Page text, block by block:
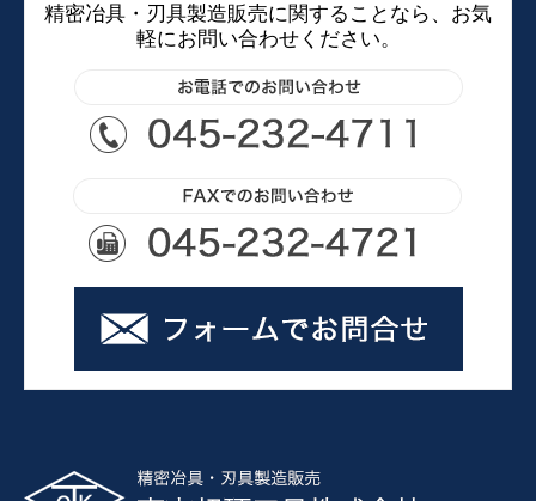
精密冶具・刃具製造販売に関することなら、お気
軽にお問い合わせください。